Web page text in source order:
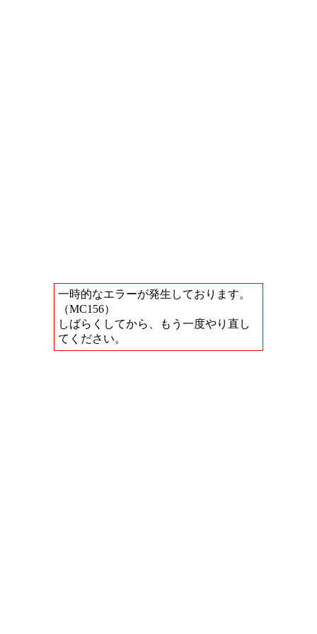
一時的なエラーが発生しております。
（MC156）
しばらくしてから、もう一度やり直し
てください。